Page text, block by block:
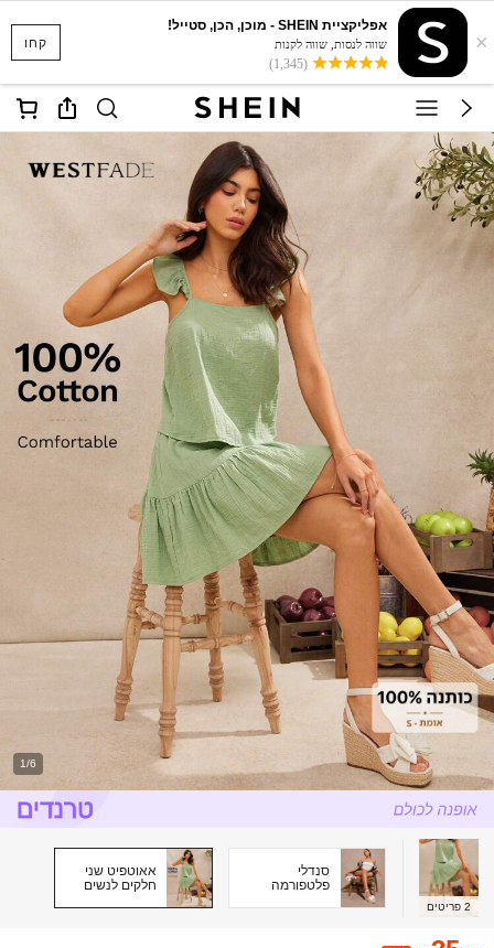
קחו ×
אפליקציית SHEIN - מוכן, הכן, סטייל!
שווה לנסות, שווה לקנות
(1,345)
1/6
2 פריטים
סנדלי
פלטפורמה
אאוטפיט שני
חלקים לנשים